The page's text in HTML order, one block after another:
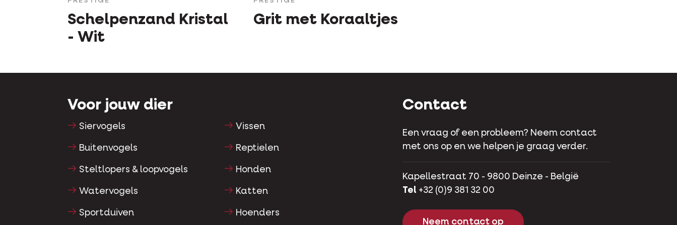
Schelpenzand Kristal
- Wit
Grit met Koraaltjes
Voor jouw dier
Siervogels
Buitenvogels
Steltlopers & loopvogels
Watervogels
Sportduiven
Vissen
Reptielen
Honden
Katten
Hoenders
Contact
Een vraag of een probleem? Neem contact
met ons op en we helpen je graag verder.
Kapellestraat 70 - 9800 Deinze - België
Tel +32 (0)9 381 32 00
Neem contact op